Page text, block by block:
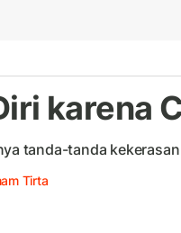
karena
tanda-tanda
Tirta